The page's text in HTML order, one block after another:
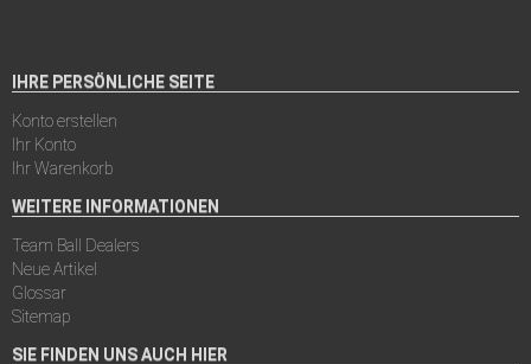
IHRE PERSÖNLICHE SEITE
Konto erstellen
Ihr Konto
Ihr Warenkorb
WEITERE INFORMATIONEN
Team Ball Dealers
Neue Artikel
Glossar
Sitemap
SIE FINDEN UNS AUCH HIER